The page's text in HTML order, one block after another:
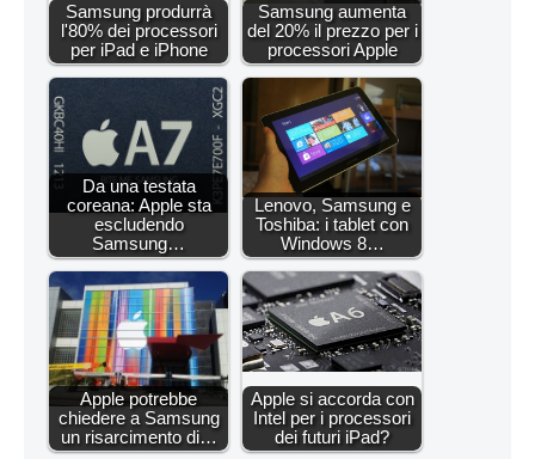
Samsung produrrà
l'80% dei processori
per iPad e iPhone
Samsung aumenta
del 20% il prezzo per i
processori Apple
Da una testata
coreana: Apple sta
escludendo
Samsung…
Lenovo, Samsung e
Toshiba: i tablet con
Windows 8…
Apple potrebbe
chiedere a Samsung
un risarcimento di…
Apple si accorda con
Intel per i processori
dei futuri iPad?